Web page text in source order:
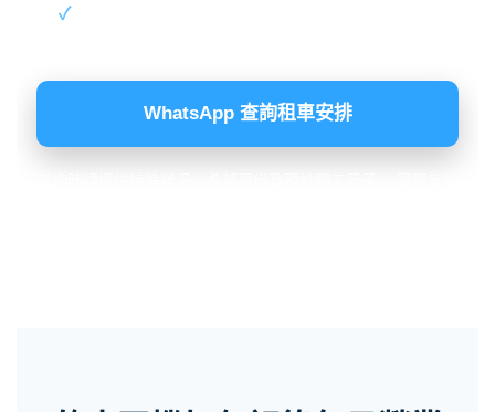
WhatsApp 查詢租車安排